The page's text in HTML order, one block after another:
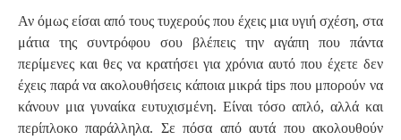
Αν όμως είσαι από τους τυχερούς που έχεις μια υγιή σχέση, στα
μάτια της συντρόφου σου βλέπεις την αγάπη που πάντα
περίμενες και θες να κρατήσει για χρόνια αυτό που έχετε δεν
έχεις παρά να ακολουθήσεις κάποια μικρά tips που μπορούν να
κάνουν μια γυναίκα ευτυχισμένη. Είναι τόσο απλό, αλλά και
περίπλοκο παράλληλα. Σε πόσα από αυτά που ακολουθούν